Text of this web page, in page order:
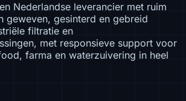
Nederlandse leverancier met ruim
geweven, gesinterd en gebreid
filtratie en
met responsieve support voor
farma en waterzuivering in heel